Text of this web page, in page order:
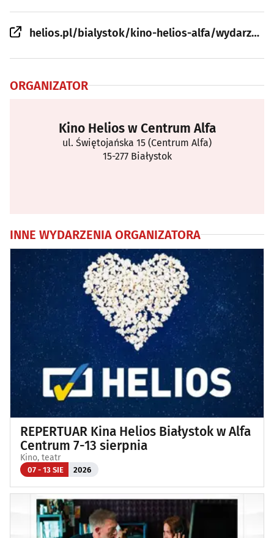
helios.pl/bialystok/kino-helios-alfa/wydarzenie/odyseja-salon-kultury-helios-2644
ORGANIZATOR
Kino Helios w Centrum Alfa
ul. Świętojańska 15 (Centrum Alfa)
15-277 Białystok
INNE WYDARZENIA ORGANIZATORA
REPERTUAR Kina Helios Białystok w Alfa
Centrum 7-13 sierpnia
Kino, teatr
07 - 13 SIE 2026